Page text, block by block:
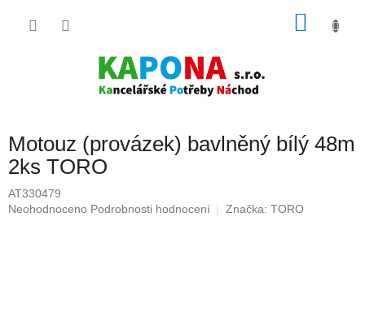
Motouz (provázek) bavlněný bílý 48m
2ks TORO
AT330479
Průměrné
Neohodnoceno Podrobnosti hodnocení Značka: TORO